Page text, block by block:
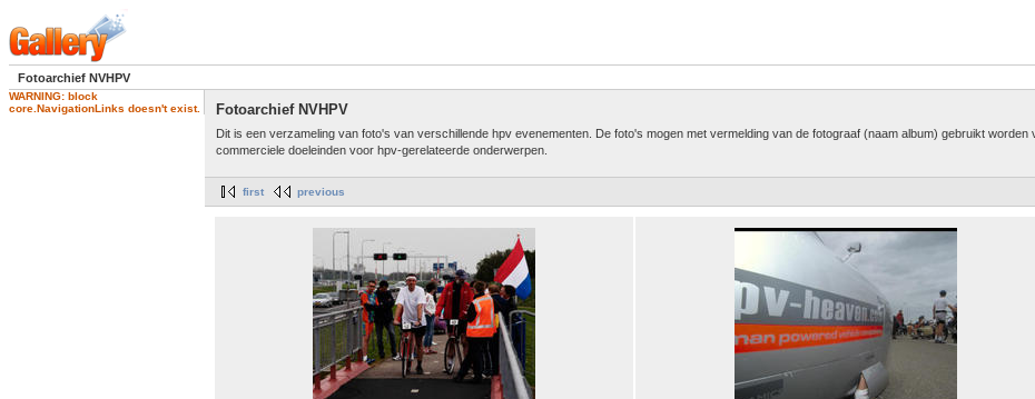
Fotoarchief NVHPV
WARNING: block
core.NavigationLinks doesn't exist.
Fotoarchief NVHPV
Dit is een verzameling van foto's van verschillende hpv evenementen. De foto's mogen met vermelding van de fotograaf (naam album) gebruikt worden
commerciele doeleinden voor hpv-gerelateerde onderwerpen.
first previous